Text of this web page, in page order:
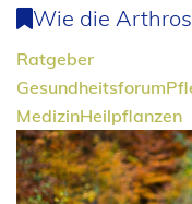
Wie die
Ratgeber
Gesundheitsforum
MedizinHeilpflanzen